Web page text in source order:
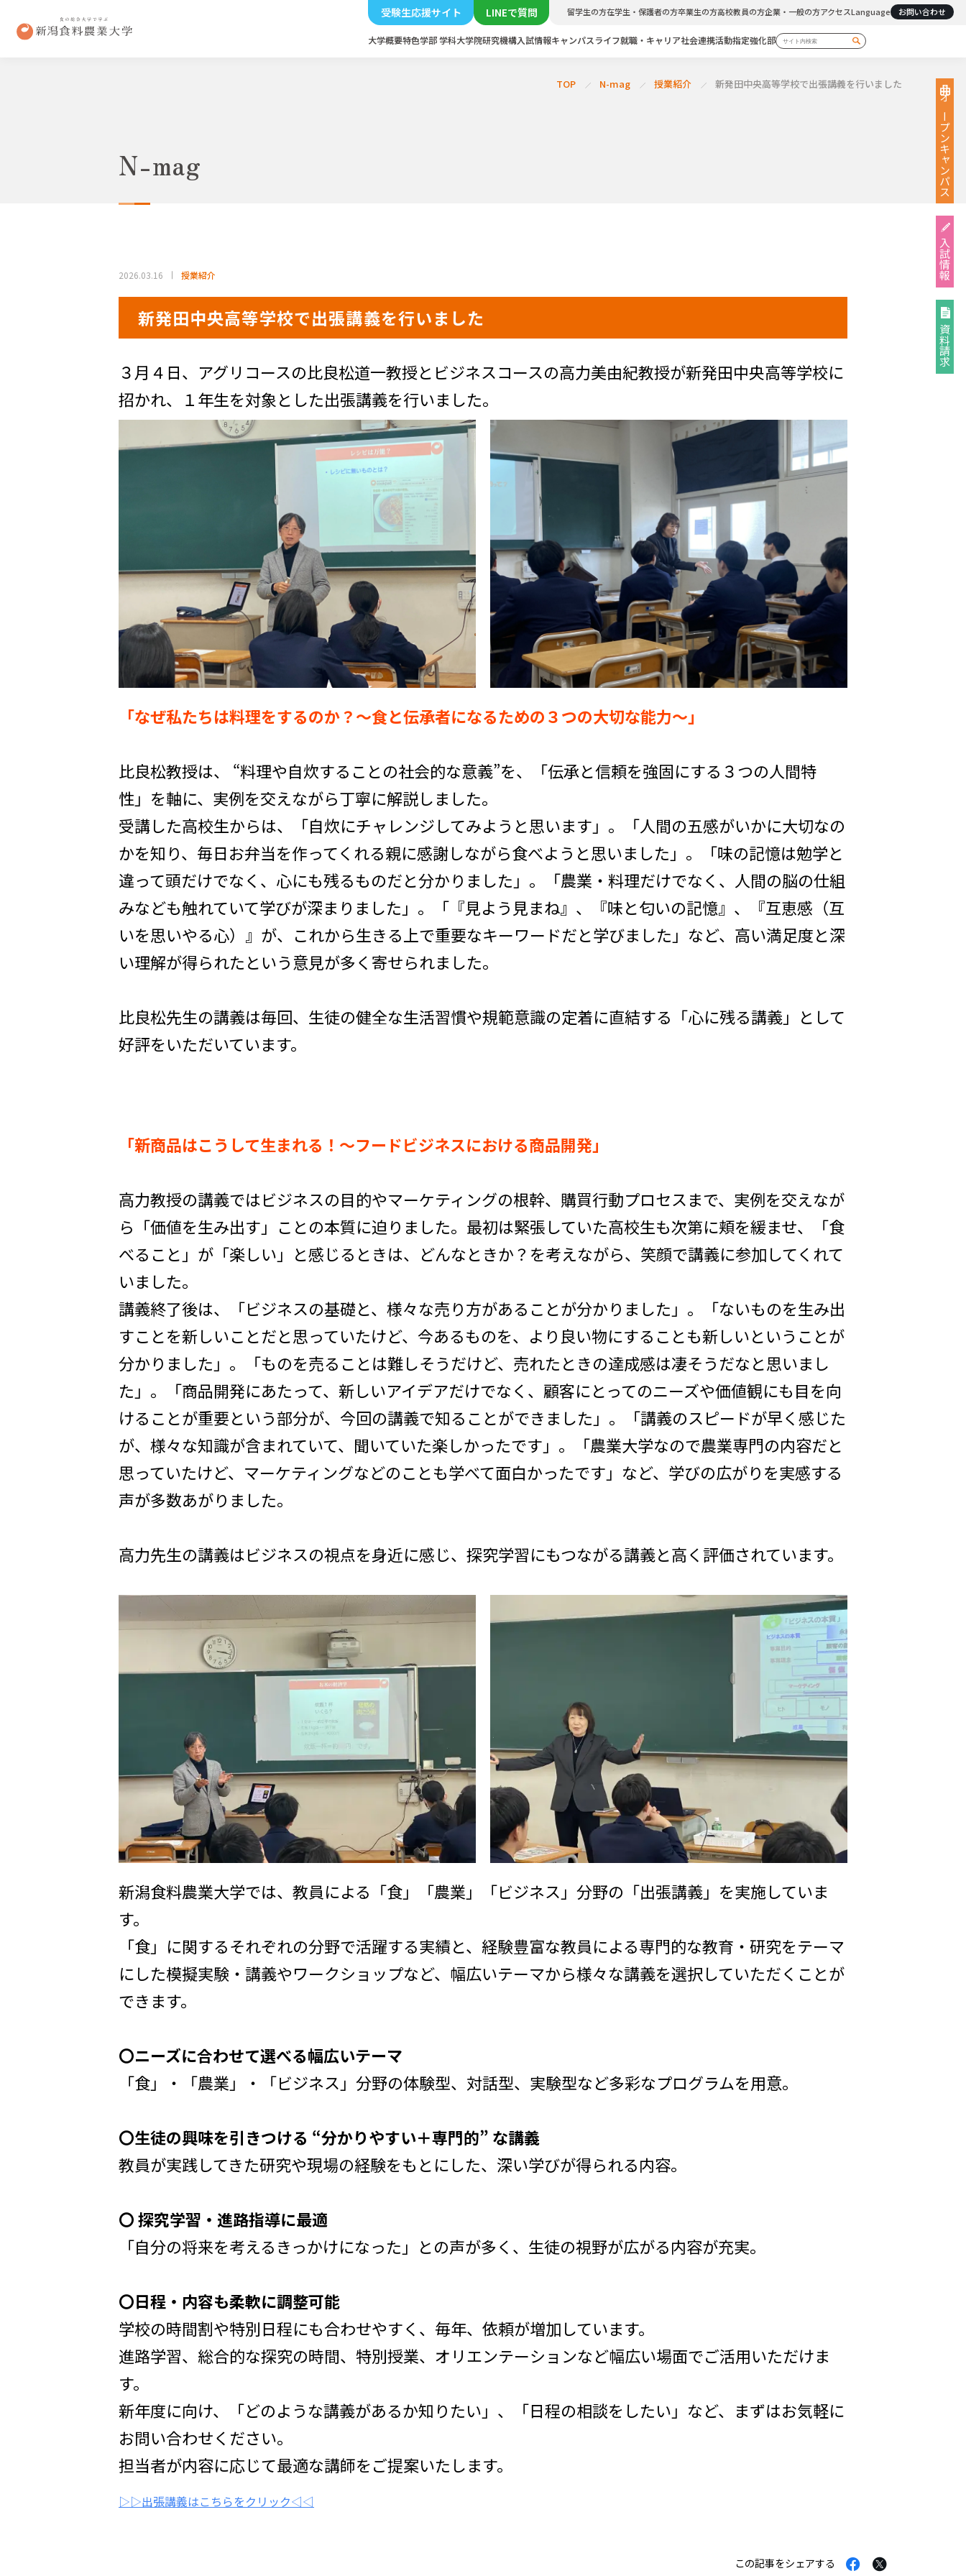
受験生応援サイト LINEで質問 留学生の方在学生・保護者の方卒業生の方高校教員の方企業・一般の方アクセスLanguage お問い合わせ
大学概要特色学部 学科大学院研究機構入試情報キャンパスライフ就職・キャリア社会連携活動指定強化部
オープン
キャンパス
入試情報
資料請求
TOP N-mag 授業紹介 新発田中央高等学校で出張講義を行いました
N-mag
2026.03.16 授業紹介
新発田中央高等学校で出張講義を行いました
３月４日、アグリコースの比良松道一教授とビジネスコースの高力美由紀教授が新発田中央高等学校に
招かれ、１年生を対象とした出張講義を行いました。
「なぜ私たちは料理をするのか？～食と伝承者になるための３つの大切な能力～」
比良松教授は、 “料理や自炊することの社会的な意義”を、「伝承と信頼を強固にする３つの人間特
性」を軸に、実例を交えながら丁寧に解説しました。
受講した高校生からは、「自炊にチャレンジしてみようと思います」。「人間の五感がいかに大切なの
かを知り、毎日お弁当を作ってくれる親に感謝しながら食べようと思いました」。「味の記憶は勉学と
違って頭だけでなく、心にも残るものだと分かりました」。「農業・料理だけでなく、人間の脳の仕組
みなども触れていて学びが深まりました」。「『見よう見まね』、『味と匂いの記憶』、『互恵感（互
いを思いやる心）』が、これから生きる上で重要なキーワードだと学びました」など、高い満足度と深
い理解が得られたという意見が多く寄せられました。
比良松先生の講義は毎回、生徒の健全な生活習慣や規範意識の定着に直結する「心に残る講義」として
好評をいただいています。
「新商品はこうして生まれる！～フードビジネスにおける商品開発」
高力教授の講義ではビジネスの目的やマーケティングの根幹、購買行動プロセスまで、実例を交えなが
ら「価値を生み出す」ことの本質に迫りました。最初は緊張していた高校生も次第に頬を緩ませ、「食
べること」が「楽しい」と感じるときは、どんなときか？を考えながら、笑顔で講義に参加してくれて
いました。
講義終了後は、「ビジネスの基礎と、様々な売り方があることが分かりました」。「ないものを生み出
すことを新しいことだと思っていたけど、今あるものを、より良い物にすることも新しいということが
分かりました」。「ものを売ることは難しそうだけど、売れたときの達成感は凄そうだなと思いまし
た」。「商品開発にあたって、新しいアイデアだけでなく、顧客にとってのニーズや価値観にも目を向
けることが重要という部分が、今回の講義で知ることができました」。「講義のスピードが早く感じた
が、様々な知識が含まれていて、聞いていた楽しかったです」。「農業大学なので農業専門の内容だと
思っていたけど、マーケティングなどのことも学べて面白かったです」など、学びの広がりを実感する
声が多数あがりました。
高力先生の講義はビジネスの視点を身近に感じ、探究学習にもつながる講義と高く評価されています。
新潟食料農業大学では、教員による「食」「農業」「ビジネス」分野の「出張講義」を実施していま
す。
「食」に関するそれぞれの分野で活躍する実績と、経験豊富な教員による専門的な教育・研究をテーマ
にした模擬実験・講義やワークショップなど、幅広いテーマから様々な講義を選択していただくことが
できます。
〇ニーズに合わせて選べる幅広いテーマ
「食」・「農業」・「ビジネス」分野の体験型、対話型、実験型など多彩なプログラムを用意。
〇生徒の興味を引きつける “分かりやすい＋専門的” な講義
教員が実践してきた研究や現場の経験をもとにした、深い学びが得られる内容。
〇 探究学習・進路指導に最適
「自分の将来を考えるきっかけになった」との声が多く、生徒の視野が広がる内容が充実。
〇日程・内容も柔軟に調整可能
学校の時間割や特別日程にも合わせやすく、毎年、依頼が増加しています。
進路学習、総合的な探究の時間、特別授業、オリエンテーションなど幅広い場面でご活用いただけま
す。
新年度に向け、「どのような講義があるか知りたい」、「日程の相談をしたい」など、まずはお気軽に
お問い合わせください。
担当者が内容に応じて最適な講師をご提案いたします。
▷▷出張講義はこちらをクリック◁◁
この記事をシェアする
FacebookTwitter